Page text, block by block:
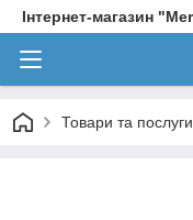
Інтернет-магазин
Товари та послуги